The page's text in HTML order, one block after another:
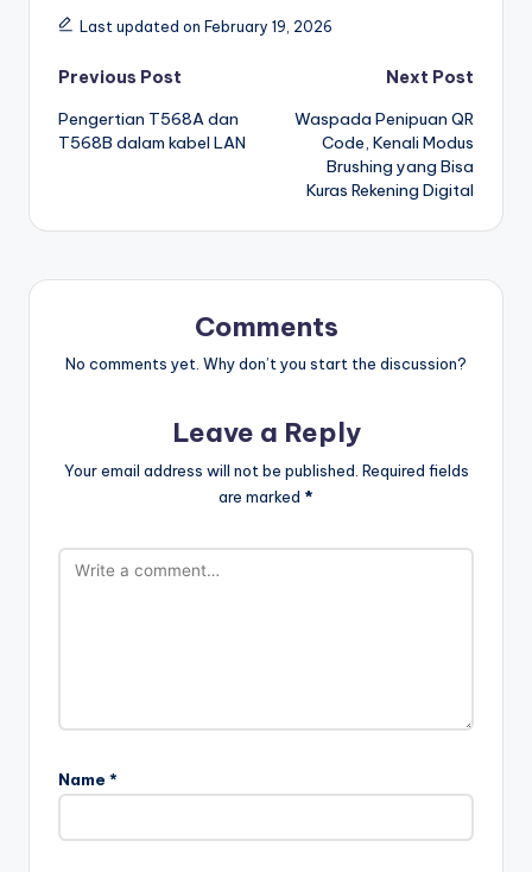
Last updated on February 19, 2026
Post
navigation
Previous Post
Pengertian T568A dan
T568B dalam kabel LAN
Next Post
Waspada Penipuan QR
Code, Kenali Modus
Brushing yang Bisa
Kuras Rekening Digital
Comments
No comments yet. Why don’t you start the discussion?
Leave a Reply
Your email address will not be published. Required fields
are marked *
Name *